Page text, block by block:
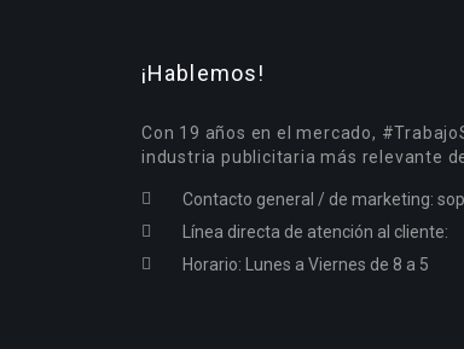
¡Hablemos!
Con 19 años en el mercado,
industria publicitaria más relevante
Contacto general / de marketing:
Línea directa de atención al cliente:
Horario: Lunes a Viernes de 8 a 5